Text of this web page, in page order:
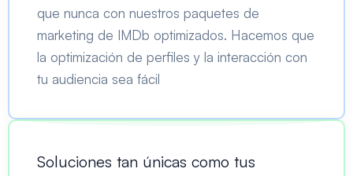
que nunca con nuestros paquetes de
marketing de IMDb optimizados. Hacemos que
la optimización de perfiles y la interacción con
tu audiencia sea fácil
Soluciones tan únicas como tus